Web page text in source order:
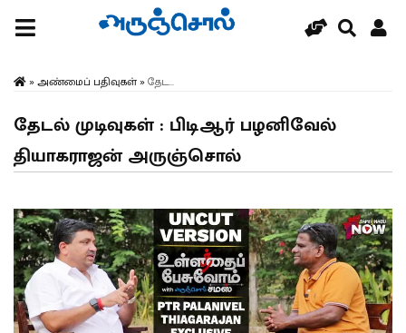
» அண்மைப் பதிவுகள்» தேட...
தேடல் முடிவுகள் : பிடிஆர் பழனிவேல்
தியாகராஜன் அருஞ்சொல்